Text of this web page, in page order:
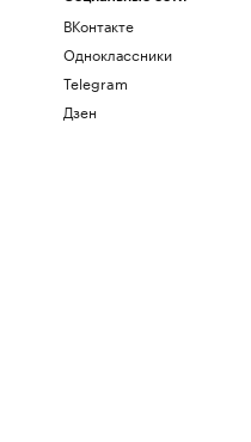
ВКонтакте
Одноклассники
Telegram
Дзен